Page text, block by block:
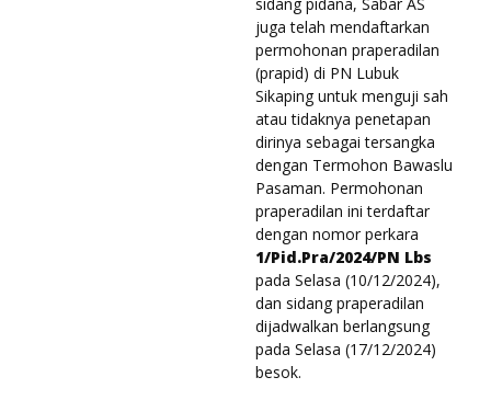
sidang pidana, Sabar AS
juga telah mendaftarkan
permohonan praperadilan
(prapid) di PN Lubuk
Sikaping untuk menguji sah
atau tidaknya penetapan
dirinya sebagai tersangka
dengan Termohon Bawaslu
Pasaman. Permohonan
praperadilan ini terdaftar
dengan nomor perkara
1/Pid.Pra/2024/PN Lbs
pada Selasa (10/12/2024),
dan sidang praperadilan
dijadwalkan berlangsung
pada Selasa (17/12/2024)
besok.